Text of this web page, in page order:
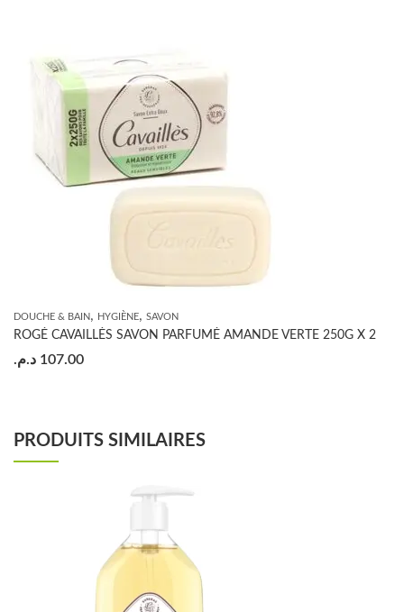
DOUCHE & BAIN, HYGIÈNE, SAVON
ROGÉ CAVAILLÈS SAVON PARFUMÉ AMANDE VERTE 250G X 2
107.00 د.م.
PRODUITS SIMILAIRES